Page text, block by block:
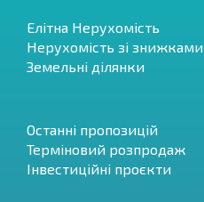
Елітна Нерухомість
Нерухомість зі знижками
Земельні ділянки
Останні пропозицій
Терміновий розпродаж
Інвестиційні проєкти